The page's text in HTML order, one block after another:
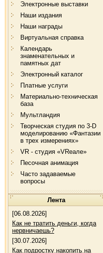
Электронные выставки
Наши издания
Наши награды
Виртуальная справка
Календарь
знаменательных и
памятных дат
Электронный каталог
Платные услуги
Материально-техническая
база
Мультландия
Творческая студия по 3-D
моделированию «Фантазии
в трех измерениях»
VR - студия «VRеале»
Песочная анимация
Часто задаваемые
вопросы
Лента
[06.08.2026]
Как не тратить деньги, когда
нервничаешь?
[30.07.2026]
Как подростку накопить на